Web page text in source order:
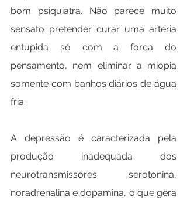
bom psiquiatra. Não parece muito
sensato pretender curar uma artéria
entupida só com a força do
pensamento, nem eliminar a miopia
somente com banhos diários de água
fria.
A depressão é caracterizada pela
produção inadequada dos
neurotransmissores serotonina,
noradrenalina e dopamina, o que gera